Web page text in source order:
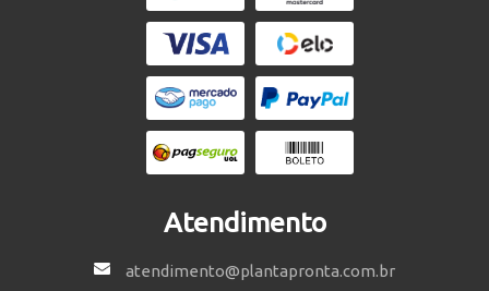
Atendimento
atendimento@plantapronta.com.br